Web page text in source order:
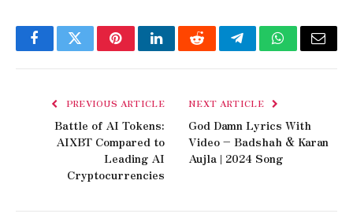
FacebookTwitterPinterestLinkedInRedditTelegramWhatsApp
Email
PREVIOUS ARTICLE
Battle of AI Tokens:
AIXBT Compared to
Leading AI
Cryptocurrencies
NEXT ARTICLE
God Damn Lyrics With
Video – Badshah & Karan
Aujla | 2024 Song